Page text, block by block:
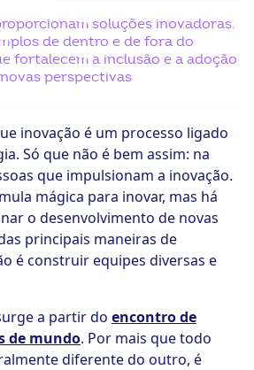
soluções inovadoras.
de dentro e de fora do
fortalecem a inclusão e a adoção
perspectivas
inovação é um processo ligado
Só que não é bem assim: na
que impulsionam a inovação.
mágica para inovar, mas há
o desenvolvimento de novas
principais maneiras de
é construir equipes diversas e
a partir do encontro de
de mundo. Por mais que todo
diferente do outro, é